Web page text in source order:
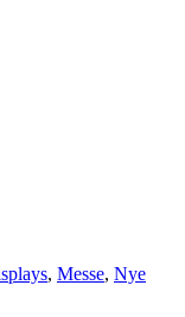
, Messe, Nye